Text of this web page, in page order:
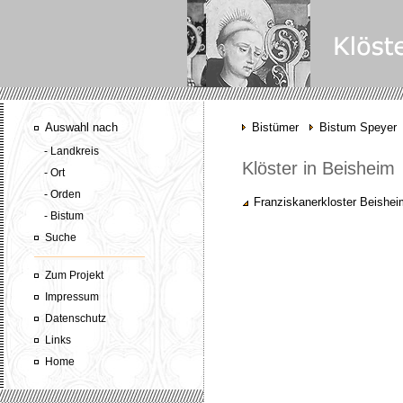
Auswahl nach
- Landkreis
- Ort
- Orden
- Bistum
Suche
Zum Projekt
Impressum
Datenschutz
Links
Home
Bistümer Bistum Speyer
Klöster in Beisheim
Franziskanerkloster